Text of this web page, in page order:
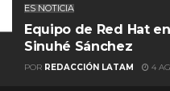
ES NOTICIA
Equipo de Red Hat
Sinuhé Sánchez
POR REDACCIÓN LATAM 4